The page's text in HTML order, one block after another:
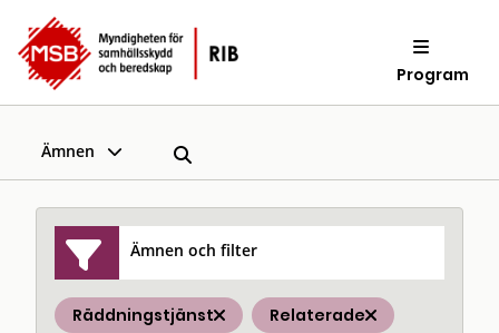
Program
Ämnen
Ämnen och filter
Räddningstjänst Relaterade